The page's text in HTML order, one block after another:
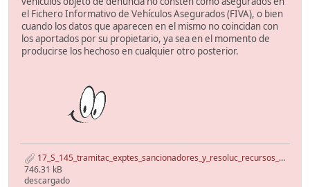
el Fichero Informativo de Vehículos Asegurados (FIVA), o bien
cuando los datos que aparecen en el mismo no coincidan con
los aportados por su propietario, ya sea en el momento de
producirse los hechoso en cualquier otro posterior.
17_S_145_tramitac_exptes_sancionadores_y_resoluc_recursos_se.pdf
746.31 kB
descargado